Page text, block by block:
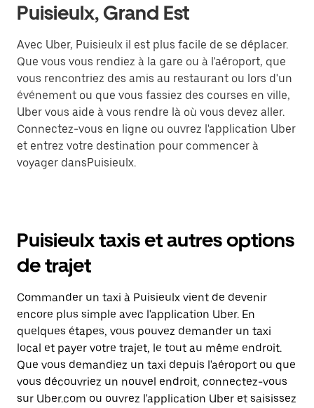
Puisieulx, Grand Est
Avec Uber, Puisieulx il est plus facile de se déplacer.
Que vous vous rendiez à la gare ou à l'aéroport, que
vous rencontriez des amis au restaurant ou lors d'un
événement ou que vous fassiez des courses en ville,
Uber vous aide à vous rendre là où vous devez aller.
Connectez-vous en ligne ou ouvrez l'application Uber
et entrez votre destination pour commencer à
voyager dansPuisieulx.
Puisieulx taxis et autres options
de trajet
Commander un taxi à Puisieulx vient de devenir
encore plus simple avec l'application Uber. En
quelques étapes, vous pouvez demander un taxi
local et payer votre trajet, le tout au même endroit.
Que vous demandiez un taxi depuis l'aéroport ou que
vous découvriez un nouvel endroit, connectez-vous
sur Uber.com ou ouvrez l'application Uber et saisissez